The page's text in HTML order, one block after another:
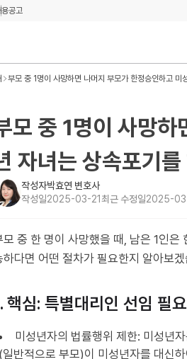
용공고
모 중 1명이 사망하
자녀는 상속포기
작성자박효연 변호사
작성일2025-03-21최근 수정일2025-
모 중 한 명이 사망했을 때, 남은 1인
하다면 어떤 절차가 필요한지 알아보
핵심: 특별대리인 선임 필요
미성년자의 법률행위 제한: 미성년
(일반적으로 부모)이 미성년자를 대신